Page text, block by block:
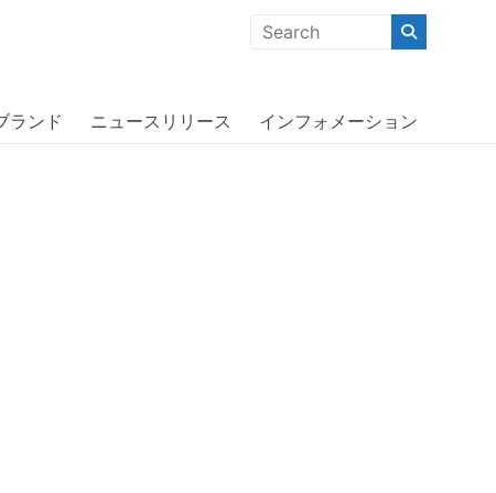
商品」「機能的な商品」「コストパフォーマンスの高い商
ランド ニュースリリース インフォメーション